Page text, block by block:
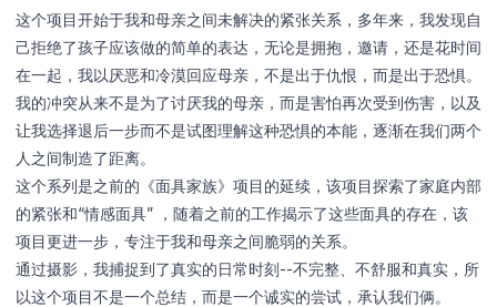
语言
ไทย English
中文 日本語
登录
创建作品集 →
这个项目开始于我和母亲之间未解决的紧张关系，多年来，我发现自
己拒绝了孩子应该做的简单的表达，无论是拥抱，邀请，还是花时间
在一起，我以厌恶和冷漠回应母亲，不是出于仇恨，而是出于恐惧。
我的冲突从来不是为了讨厌我的母亲，而是害怕再次受到伤害，以及
让我选择退后一步而不是试图理解这种恐惧的本能，逐渐在我们两个
人之间制造了距离。
这个系列是之前的《面具家族》项目的延续，该项目探索了家庭内部
的紧张和“情感面具” ，随着之前的工作揭示了这些面具的存在，该
项目更进一步，专注于我和母亲之间脆弱的关系。
通过摄影，我捕捉到了真实的日常时刻--不完整、不舒服和真实，所
以这个项目不是一个总结，而是一个诚实的尝试，承认我们俩。